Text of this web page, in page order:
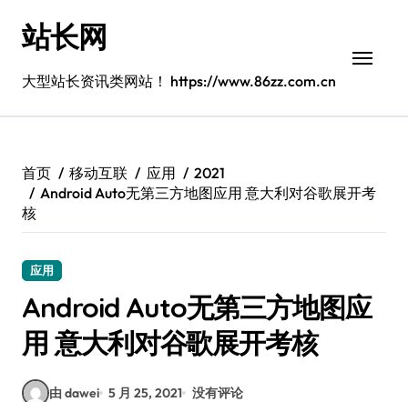
站长网
大型站长资讯类网站！ https://www.86zz.com.cn
首页 移动互联 应用
2021
Android Auto无第三方地图应用 意大利对谷歌展开考
核
应用
Android Auto无第三方地图应
用 意大利对谷歌展开考核
由 dawei 5 月 25, 2021 没有评论